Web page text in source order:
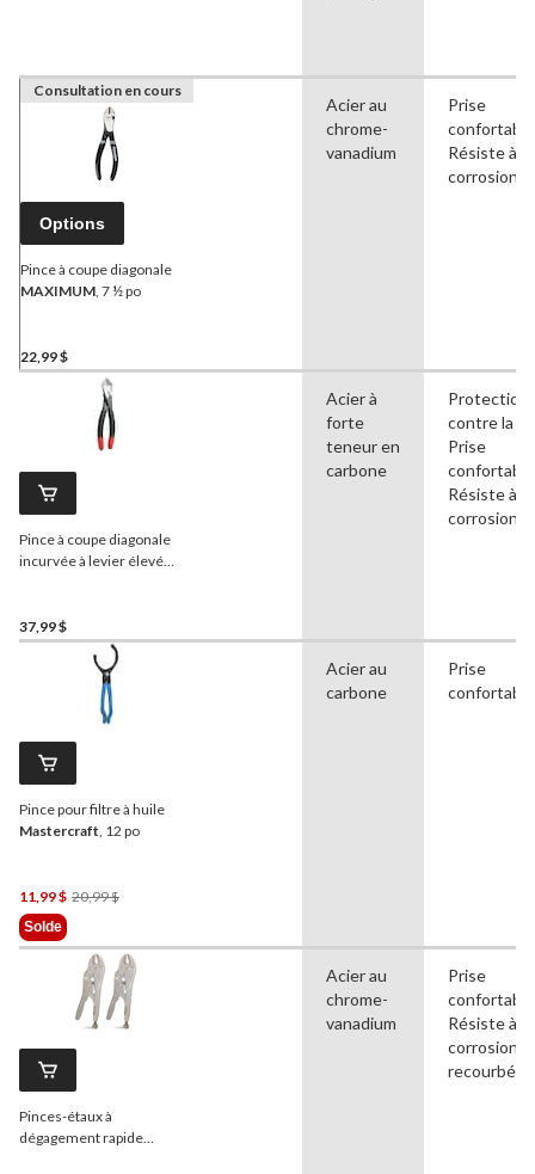
Consultation en cours
Options
Pince à coupe diagonale
MAXIMUM , 7 ½ po
22,99 $
Acier au
chrome-
vanadium
Prise
Résiste à la
corrosion
Pince à coupe diagonale
incurvée à levier élevé
code de couleur, 7 po
37,99 $
Acier à
forte
teneur en
carbone
Protection
contre la
Prise
Résiste à la
corrosion
Pince pour filtre à huile
Mastercraft , 12 po
11,99 $ 20,99 $Prix
20,99 $
Solde
Acier au
carbone
Prise
confortable
Pinces-étaux à
dégagement rapide
Acier au
chrome-
vanadium
Prise
Résiste à la
corrosion,
recourbé